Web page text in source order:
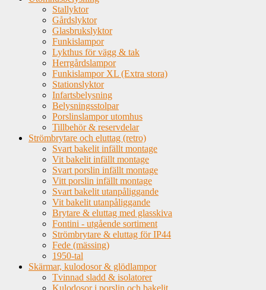
Stallyktor
Gårdslyktor
Glasbrukslyktor
Funkislampor
Lykthus för vägg & tak
Herrgårdslampor
Funkislampor XL (Extra stora)
Stationslyktor
Infartsbelysning
Belysningsstolpar
Porslinslampor utomhus
Tillbehör & reservdelar
Strömbrytare och eluttag (retro)
Svart bakelit infällt montage
Vit bakelit infällt montage
Svart porslin infällt montage
Vitt porslin infällt montage
Svart bakelit utanpåliggande
Vit bakelit utanpåliggande
Brytare & eluttag med glasskiva
Fontini - utgående sortiment
Strömbrytare & eluttag för IP44
Fede (mässing)
1950-tal
Skärmar, kulodosor & glödlampor
Tvinnad sladd & isolatorer